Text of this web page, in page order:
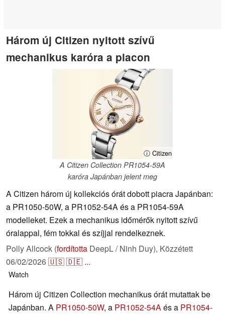
Három új Citizen nyitott szívű
mechanikus karóra a piacon
ⓘ Citizen
A Citizen Collection PR1054-59A
karóra Japánban jelent meg
A Citizen három új kollekciós órát dobott piacra Japánban:
a PR1050-50W, a PR1052-54A és a PR1054-59A
modelleket. Ezek a mechanikus időmérők nyitott szívű
óralappal, fém tokkal és szíjjal rendelkeznek.
Polly Allcock (fordította DeepL / Ninh Duy), Közzétett
06/02/2026🇺🇸🇩🇪 ...
Watch
Három új Citizen Collection mechanikus órát mutattak be
Japánban. A PR1050-50W, a PR1052-54Aés a PR1054-